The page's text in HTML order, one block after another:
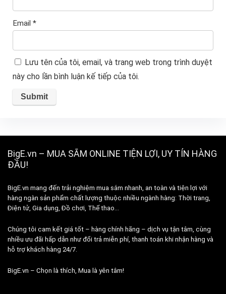
Email *
Lưu tên của tôi, email, và trang web trong trình duyệt
này cho lần bình luận kế tiếp của tôi.
BigE.vn – MUA SẮM ONLINE TIỆN LỢI, UY TÍN HÀNG
ĐẦU!
BigE.vn mang đến trải nghiệm mua sắm nhanh, an toàn và tiện lợi với
hàng ngàn sản phẩm chất lượng thuộc nhiều ngành hàng: Thời trang,
Điện tử, Gia dụng, Đồ chơi, Thể thao…
Chúng tôi cam kết giá tốt – hàng chính hãng – dịch vụ tận tâm, cùng
nhiều ưu đãi hấp dẫn như đổi trả miễn phí, thanh toán khi nhận hàng và
hỗ trợ khách hàng 24/7.
BigE.vn – Chọn là thích, Mua là yên tâm!